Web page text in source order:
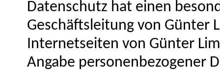
Datenschutz hat einen
Geschäftsleitung von Günter
Internetseiten von Günter
Angabe personenbezogener